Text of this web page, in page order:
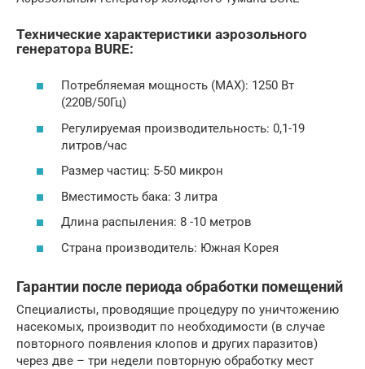
Технические характеристики аэрозольного
генератора BURE:
Потребляемая мощность (MAX): 1250 Вт
(220В/50Гц)
Регулируемая производительность: 0,1-19
литров/час
Размер частиц: 5-50 микрон
Вместимость бака: 3 литра
Длина распыления: 8 -10 метров
Страна производитель: Южная Корея
Гарантии после периода обработки помещений
Специалисты, проводящие процедуру по уничтожению
насекомых, производит по необходимости (в случае
повторного появления клопов и других паразитов)
через две – три недели повторную обработку мест